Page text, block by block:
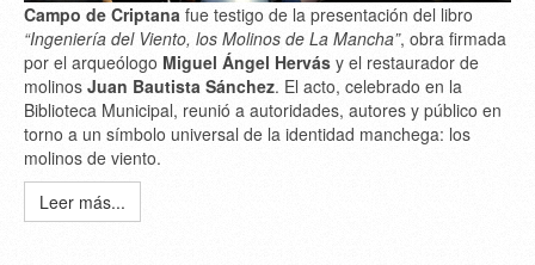
Campo de Criptana fue testigo de la presentación del libro
“Ingeniería del Viento, los Molinos de La Mancha”, obra firmada
por el arqueólogo Miguel Ángel Hervás y el restaurador de
molinos Juan Bautista Sánchez. El acto, celebrado en la
Biblioteca Municipal, reunió a autoridades, autores y público en
torno a un símbolo universal de la identidad manchega: los
molinos de viento.
Leer más...